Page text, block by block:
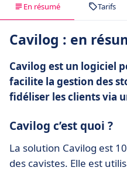
En résumé Tarifs
Cavilog : en
Cavilog est un logiciel
facilite la gestion des
fidéliser les clients via
Cavilog c’est quoi ?
La solution Cavilog est
des cavistes. Elle est